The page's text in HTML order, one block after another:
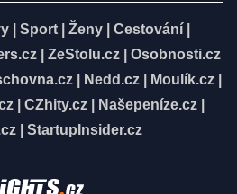
Sport Ženy Cestování
ZeStolu.cz
Osobnosti.cz
| Nedd.cz| Moulík.cz|
CZhity.cz Našepeníze.cz
StartupInsider.cz